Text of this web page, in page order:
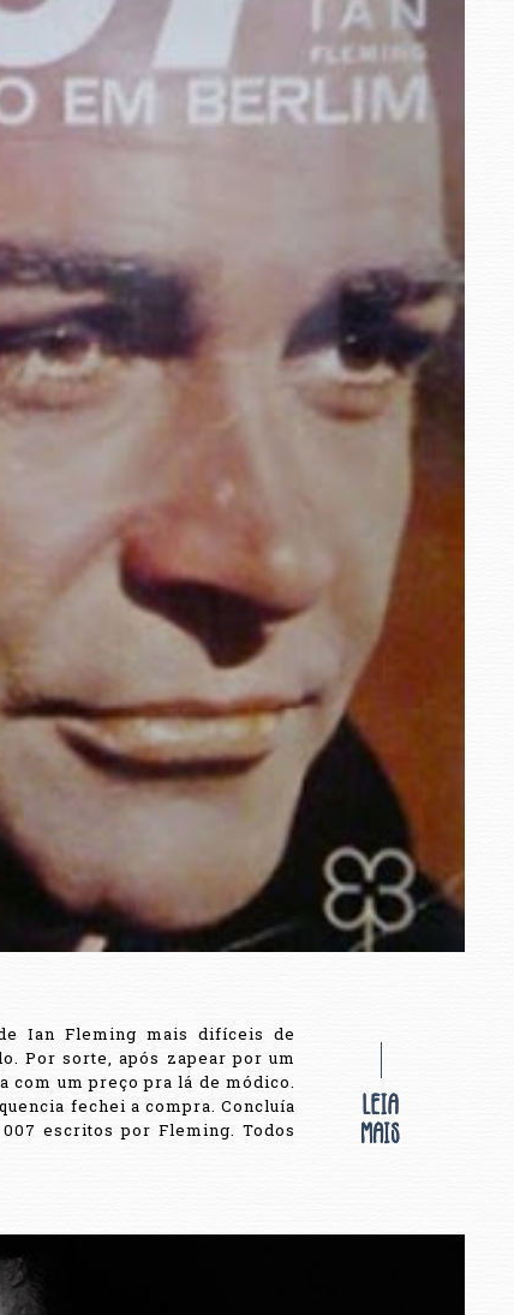
Ian Fleming mais difíceis de
Por sorte, após zapear por um
com um preço pra lá de módico.
fechei a compra. Concluía
escritos por Fleming. Todos